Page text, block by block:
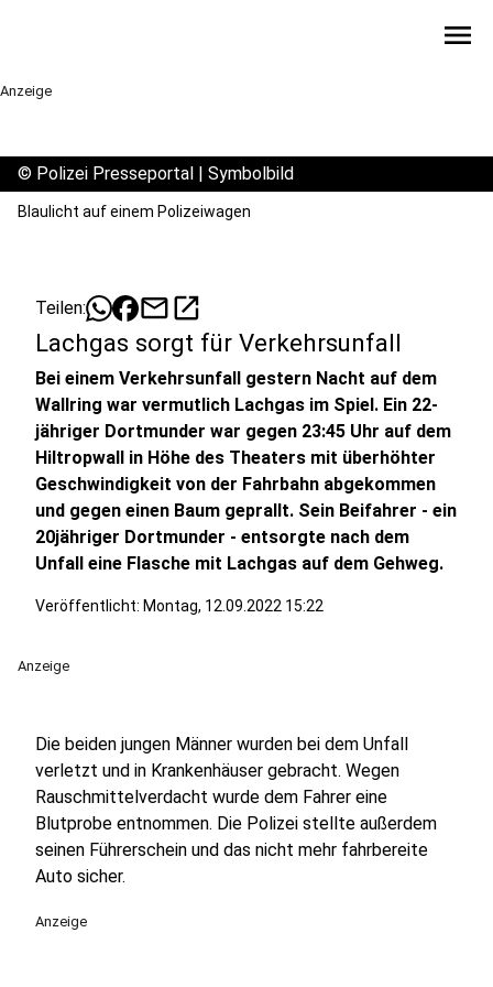
menu
Anzeige
© Polizei Presseportal | Symbolbild
Blaulicht auf einem Polizeiwagen
Teilen: mailopen_in_new
Lachgas sorgt für Verkehrsunfall
Bei einem Verkehrsunfall gestern Nacht auf dem
Wallring war vermutlich Lachgas im Spiel. Ein 22-
jähriger Dortmunder war gegen 23:45 Uhr auf dem
Hiltropwall in Höhe des Theaters mit überhöhter
Geschwindigkeit von der Fahrbahn abgekommen
und gegen einen Baum geprallt. Sein Beifahrer - ein
20jähriger Dortmunder - entsorgte nach dem
Unfall eine Flasche mit Lachgas auf dem Gehweg.
Veröffentlicht: Montag, 12.09.2022 15:22
Anzeige
Die beiden jungen Männer wurden bei dem Unfall
verletzt und in Krankenhäuser gebracht. Wegen
Rauschmittelverdacht wurde dem Fahrer eine
Blutprobe entnommen. Die Polizei stellte außerdem
seinen Führerschein und das nicht mehr fahrbereite
Auto sicher.
Anzeige